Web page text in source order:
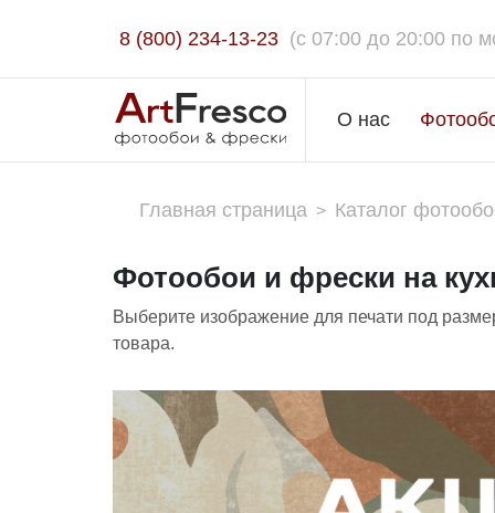
8 (800) 234-13-23 (c 07:00 до 20:00 по
О нас
Главная страница > Каталог
Фотообои и фрески на
Выберите изображение для печати под
товара.